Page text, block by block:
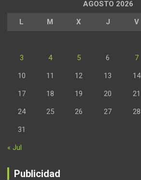
AGOSTO 2026
L M X J V
3 4 5 6 7
10 11 12 13 14
17 18 19 20 21
24 25 26 27 28
31
« Jul
Publicidad